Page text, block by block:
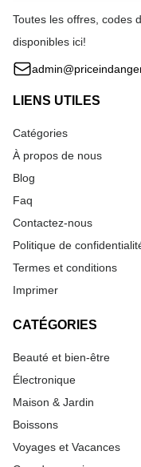
Toutes les offres, codes
disponibles ici!
LIENS UTILES
Catégories
À propos de nous
Blog
Faq
Contactez-nous
Politique de
Termes et conditions
Imprimer
CATÉGORIES
Beauté et bien-être
Électronique
Maison & Jardin
Boissons
Voyages et Vacances